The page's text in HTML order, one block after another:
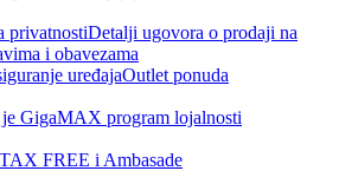
privatnostiDetalji ugovora o prodaji na
i obavezama
uređajaOutlet ponuda
je GigaMAX program lojalnosti
TAX FREE i Ambasade